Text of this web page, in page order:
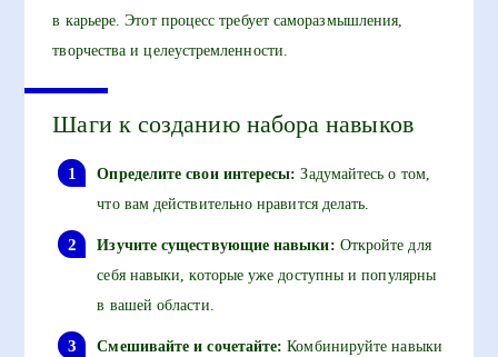
в карьере. Этот процесс требует саморазмышления,
творчества и целеустремленности.
Шаги к созданию набора навыков
Определите свои интересы: Задумайтесь о том,
что вам действительно нравится делать.
Изучите существующие навыки: Откройте для
себя навыки, которые уже доступны и популярны
в вашей области.
Смешивайте и сочетайте: Комбинируйте навыки